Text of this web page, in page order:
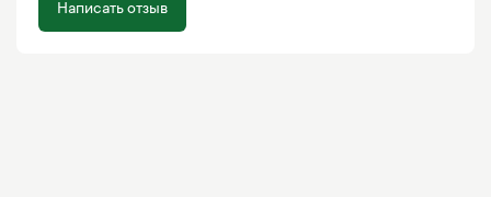
Написать отзыв